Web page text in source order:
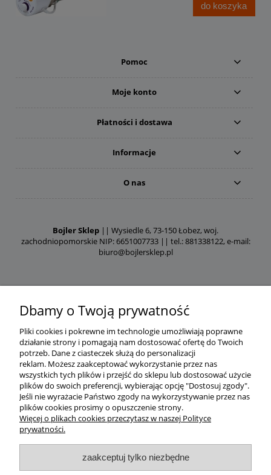
do koszyka
Pomoc
Moje konto
Płatności i dostawa
Informacje
O nas
Bojler Sklep || Wysiedle 6, 73-150 Łobez, woj.
zachodniopomorskie NIP: 6651007733 || tel.: 881338122, e-mail:
biuro@bojlersklep.pl
Dbamy o Twoją prywatność
Pliki cookies i pokrewne im technologie umożliwiają poprawne
działanie strony i pomagają nam dostosować ofertę do Twoich
potrzeb. Dane z ciasteczek służą do personalizacji
reklam. Możesz zaakceptować wykorzystanie przez nas
wszystkich tych plików i przejść do sklepu lub dostosować użycie
plików do swoich preferencji, wybierając opcję "Dostosuj zgody".
Jeśli nie wyrażacie Państwo zgody na wykorzystywanie przez nas
plików cookies prosimy o opuszczenie strony.
Więcej o plikach cookies przeczytasz w naszej Polityce
prywatności.
zaakceptuj tylko niezbędne